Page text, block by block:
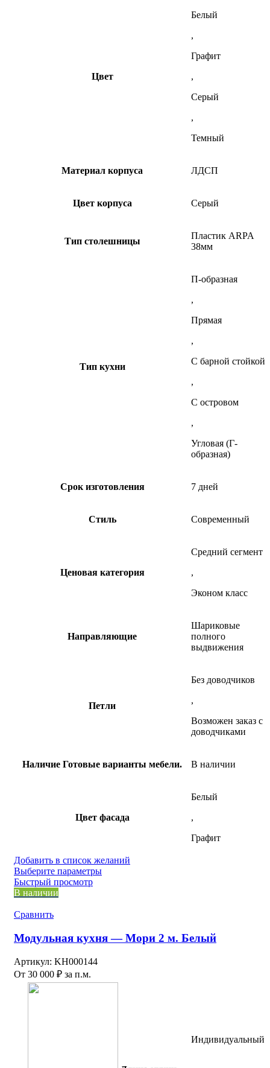
Цвет
Белый
,
Графит
,
Серый
,
Темный
Материал корпуса ЛДСП
Цвет корпуса Серый
Тип столешницы
Пластик ARPA
38мм
Тип кухни
П-образная
,
Прямая
,
С барной стойкой
,
С островом
,
Угловая (Г-
образная)
Срок изготовления 7 дней
Стиль Современный
Ценовая категория
Средний сегмент
,
Эконом класс
Направляющие
Шариковые
полного
выдвижения
Петли
Без доводчиков
,
Возможен заказ с
доводчиками
Наличие Готовые варианты мебели. В наличии
Цвет фасада
Белый
,
Графит
Добавить в список желаний
Выберите параметрыЭтот
можно
выбрать
Быстрый просмотр
В наличии
Сравнить
Модульная кухня — Мори 2 м. Белый
Артикул: KH000144
От 30 000 ₽ за п.м.
Индивидуальный